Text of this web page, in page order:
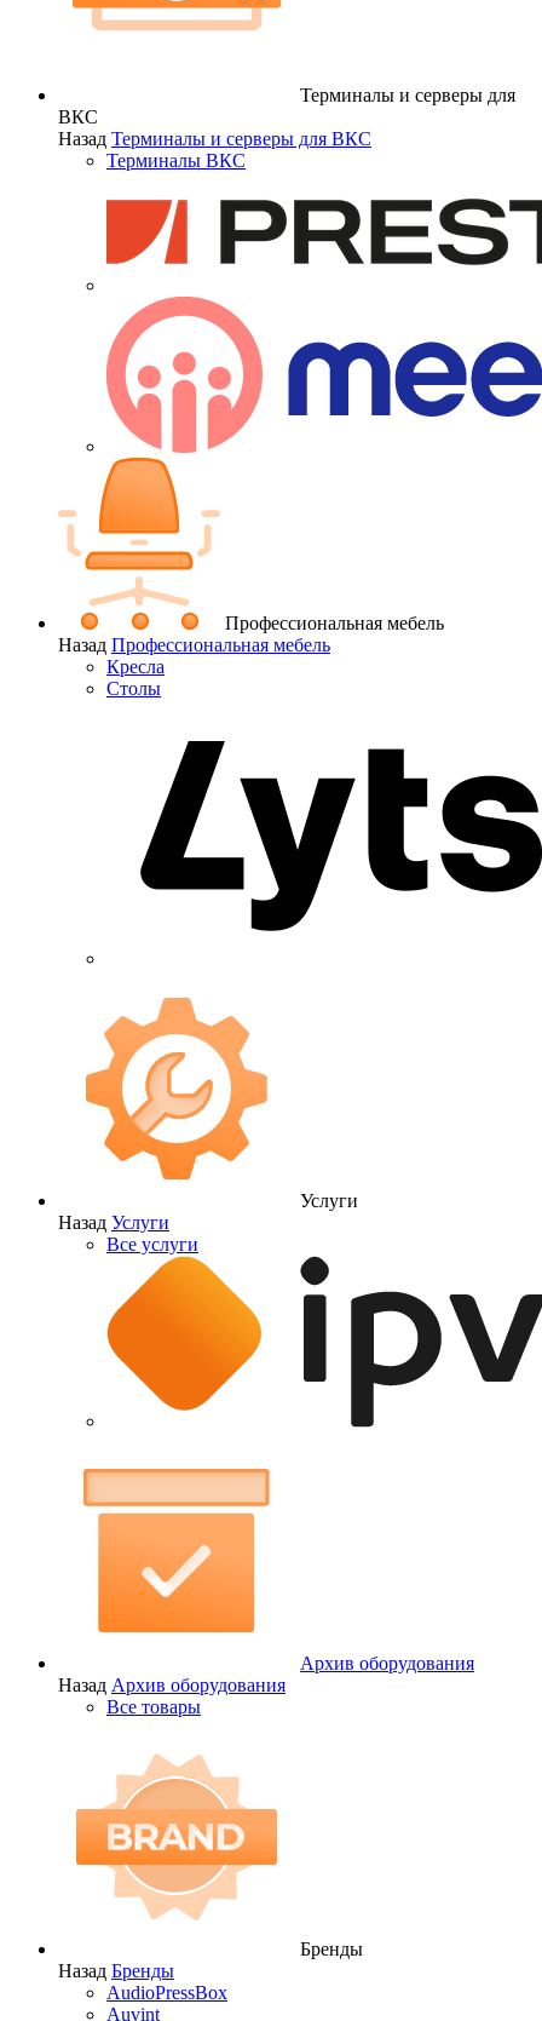
Терминалы и серверы для
ВКС
Назад Терминалы и серверы для ВКС
Терминалы ВКС
Профессиональная мебель
Назад Профессиональная мебель
Кресла
Столы
Услуги
Назад Услуги
Все услуги
Архив оборудования
Назад Архив оборудования
Все товары
Бренды
Назад Бренды
AudioPressBox
Auvint